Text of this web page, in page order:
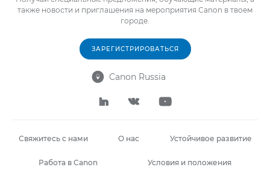
также новости и приглашения на мероприятия Canon в твоем
городе.
ЗАРЕГИСТРИРОВАТЬСЯ
 Canon Russia
  
Свяжитесь с нами О нас Устойчивое развитие
Работа в Canon Условия и положения